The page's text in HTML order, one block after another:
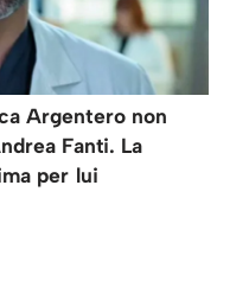
Argentero non
Fanti. La
per lui